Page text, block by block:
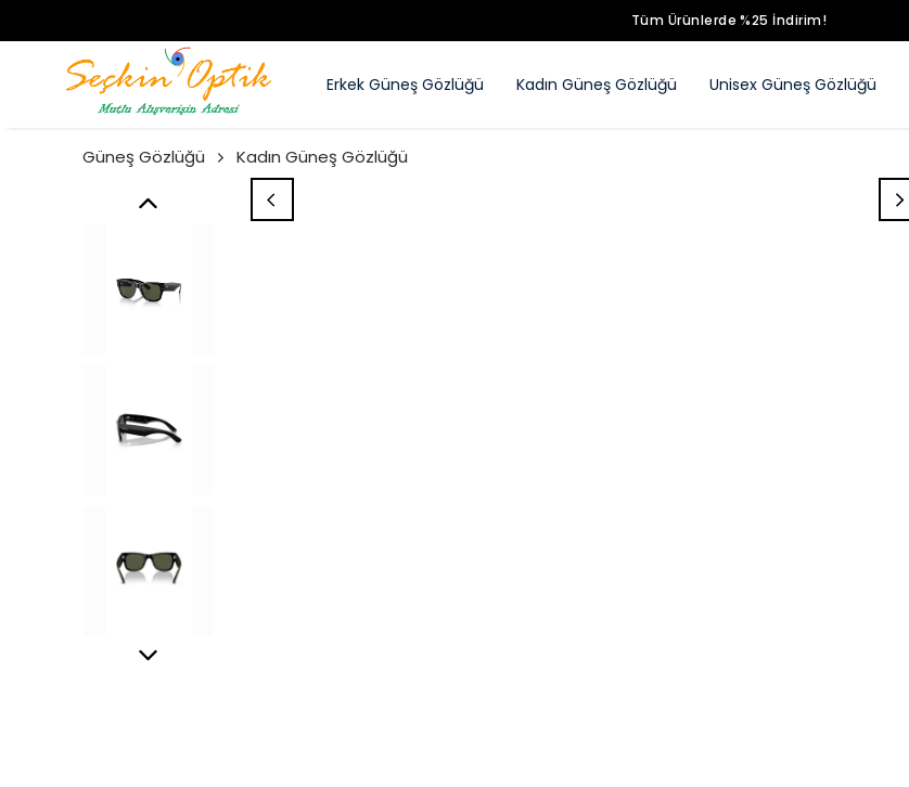
Tüm Ürünlerde %25 İndirim!
Erkek Güneş Gözlüğü Kadın Güneş Gözlüğü Unisex Güneş Gözlüğü
Güneş Gözlüğü Kadın Güneş Gözlüğü